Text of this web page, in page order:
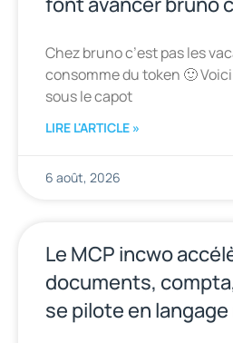
Chez bruno c’est pas les
consomme du token 🙂
sous le capot
LIRE L'ARTICLE »
6 août, 2026
Le MCP incwo
documents,
se pilote en